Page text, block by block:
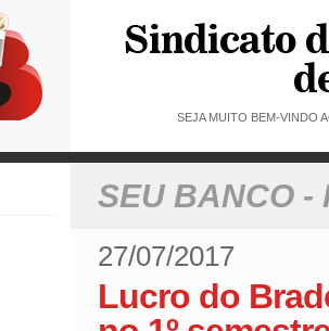
SEJA MUITO BEM-
SEU BANCO -
27/07/2017
Lucro do